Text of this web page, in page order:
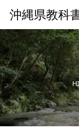
沖縄県教科